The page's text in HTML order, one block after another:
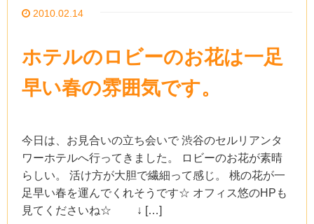
2010.02.14
ホテルのロビーのお花は一足
早い春の雰囲気です。
今日は、お見合いの立ち会いで 渋谷のセルリアンタ
ワーホテルへ行ってきました。 ロビーのお花が素晴
らしい。 活け方が大胆で繊細って感じ。 桃の花が一
足早い春を運んでくれそうです☆ オフィス悠のHPも
見てくださいね☆ ↓ […]